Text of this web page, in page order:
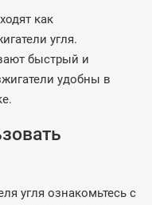
как
угля.
быстрый и
удобны в
угля ознакомьтесь с